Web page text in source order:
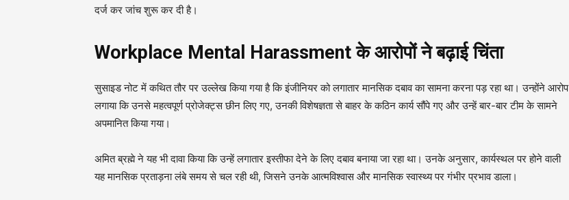
दर्ज कर जांच शुरू कर दी है।
Workplace Mental Harassment के आरोपों ने बढ़ाई चिंता
सुसाइड नोट में कथित तौर पर उल्लेख किया गया है कि इंजीनियर को लगातार मानसिक दबाव का सामना करना पड़ रहा था। उन्होंने आरोप
लगाया कि उनसे महत्वपूर्ण प्रोजेक्ट्स छीन लिए गए, उनकी विशेषज्ञता से बाहर के कठिन कार्य सौंपे गए और उन्हें बार-बार टीम के सामने
अपमानित किया गया।
अमित ब्रह्मे ने यह भी दावा किया कि उन्हें लगातार इस्तीफा देने के लिए दबाव बनाया जा रहा था। उनके अनुसार, कार्यस्थल पर होने वाली
यह मानसिक प्रताड़ना लंबे समय से चल रही थी, जिसने उनके आत्मविश्वास और मानसिक स्वास्थ्य पर गंभीर प्रभाव डाला।